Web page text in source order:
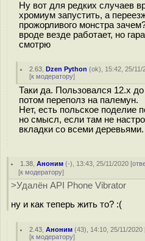
Ну вот для редких случаев
хромиум запустить, а
прожорливого монстра
вроде везде работает, но
смотрю
2.63 ,Dzen Python (ok), 15:42, 25/11/
[к модератору]
Таки да. Пользовался 12.х до
потом переполз на палемун.
Нет, есть польское поделие
но смысл, если там не
вкладки со всеми деревьями.
1.38 ,Аноним (-), 13:43, 25/11/2020 [
[к модератору]
>Удалён API Phone Vibrator
ну и как теперь жить то? :(
2.43 ,Аноним (43), 14:10, 25/11/2020
[к модератору]